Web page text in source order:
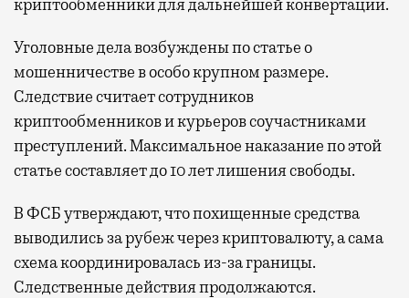
окна за тем, как взлетают и садятся
самолеты. В Москве нет недостатка
в лаунжах. В аэропортах их обычно
несколько — в разных зонах воздушных
гаваней. На некоторых вокзалах — тоже.
Лаунжи доступны на Ленинградском,
и Курском вокзалах.Попасть в бизнес-залы
могут держатели карт Mir Supreme. Причем
не только в столице. Всего доступно более
1000 бизнес-залов по всему миру.
криптообменники для дальнейшей конвертации.
Уголовные дела возбуждены по статье о
мошенничестве в особо крупном размере.
Следствие считает сотрудников
криптообменников и курьеров соучастниками
преступлений. Максимальное наказание по этой
статье составляет до 10 лет лишения свободы.
В ФСБ утверждают, что похищенные средства
выводились за рубеж через криптовалюту, а сама
схема координировалась из-за границы.
Следственные действия продолжаются.